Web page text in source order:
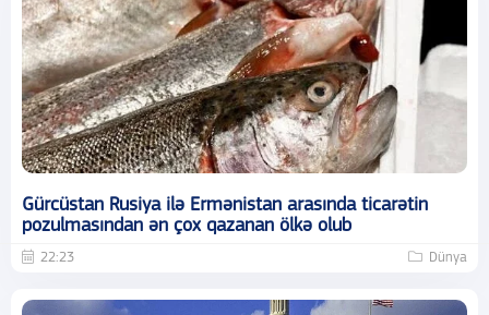
Gürcüstan Rusiya ilə Ermənistan arasında ticarətin
pozulmasından ən çox qazanan ölkə olub
22:23 Dünya